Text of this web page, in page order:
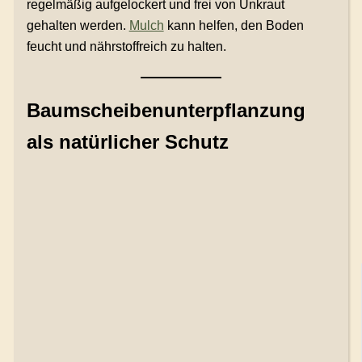
regelmäßig aufgelockert und frei von Unkraut
gehalten werden. Mulch kann helfen, den Boden
feucht und nährstoffreich zu halten.
Baumscheibenunterpflanzung
als natürlicher Schutz